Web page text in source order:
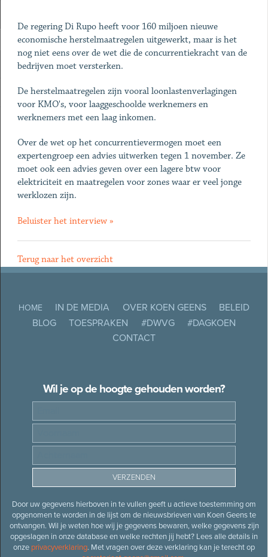
De regering Di Rupo heeft voor 160 miljoen nieuwe
economische herstelmaatregelen uitgewerkt, maar is het
nog niet eens over de wet die de concurrentiekracht van de
bedrijven moet versterken.
De herstelmaatregelen zijn vooral loonlastenverlagingen
voor KMO's, voor laaggeschoolde werknemers en
werknemers met een laag inkomen.
Over de wet op het concurrentievermogen moet een
expertengroep een advies uitwerken tegen 1 november. Ze
moet ook een advies geven over een lagere btw voor
elektriciteit en maatregelen voor zones waar er veel jonge
werklozen zijn.
Beluister het interview »
Terug naar het overzicht
HOME IN DE MEDIA OVER KOEN GEENS
BELEID
BLOG
TOESPRAKEN #DWVG
#DAGKOEN
CONTACT
Wil je op de hoogte gehouden worden?
Door uw gegevens hierboven in te vullen geeft u actieve toestemming om
opgenomen te worden in de lijst om de nieuwsbrieven van Koen Geens te
ontvangen. Wil je weten hoe wij je gegevens bewaren, welke gegevens zijn
opgeslagen in onze database en welke rechten jij hebt? Lees alle details in
onze privacyverklaring. Met vragen over deze verklaring kan je terecht op